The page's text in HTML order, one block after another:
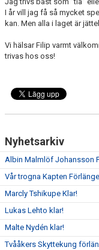
I år vill jag få så mycket
kan. Men alla i laget är
Vi hälsar Filip varmt
trivas hos oss!
Nyhetsarkiv
Albin Malmlöf Johansson
Vår trogna Kapten
Marcly Tshikupe Klar!
Lukas Lehto klar!
Malte Nydén klar!
Tvååkers Skyttekung